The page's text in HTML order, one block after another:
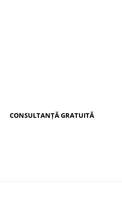
CONSULTANȚĂ GRATUITĂ